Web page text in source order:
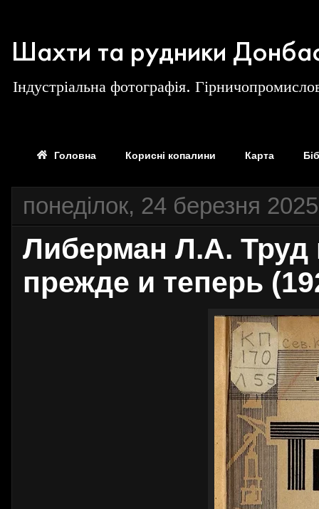
Шахти та рудники
Індустріальна фотографія.
Головна Корисні копалини Карта
понеділок, 24 березня
Либерман Л.А. Труд
прежде и теперь